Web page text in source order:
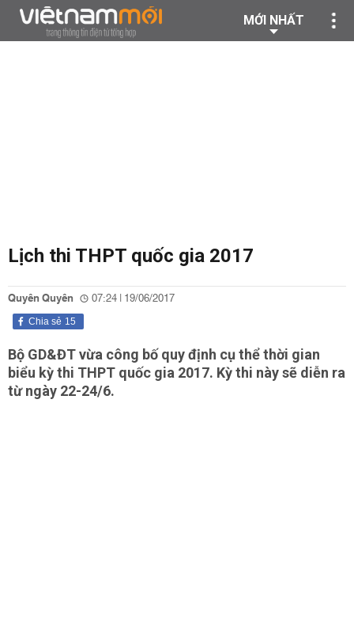
MỚI NHẤT
Lịch thi THPT quốc gia 2017
Quyên Quyên 07:24 | 19/06/2017
15
Chia sẻ
Bộ GD&ĐT vừa công bố quy định cụ thể thời gian
biểu kỳ thi THPT quốc gia 2017. Kỳ thi này sẽ diễn ra
từ ngày 22-24/6.